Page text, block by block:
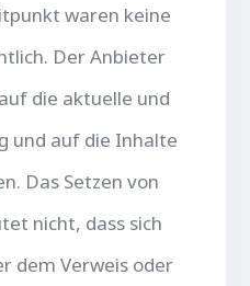
waren keine
Der Anbieter
die aktuelle und
und auf die Inhalte
Das Setzen von
nicht, dass sich
dem Verweis oder